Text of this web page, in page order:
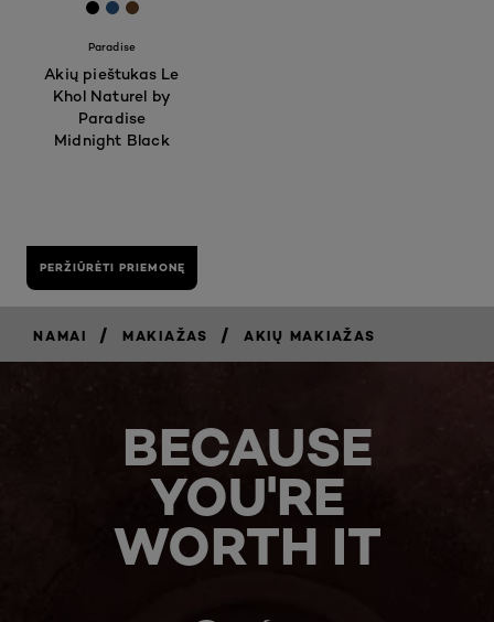
[Color]: #000000
[Color]: #275584
[Color]: #654321
Paradise
Akių pieštukas Le
Khol Naturel by
Paradise
Midnight Black
PERŽIŪRĖTI PRIEMONĘ
NAMAI / MAKIAŽAS / AKIŲ MAKIAŽAS
BECAUSE
YOU'RE
WORTH IT